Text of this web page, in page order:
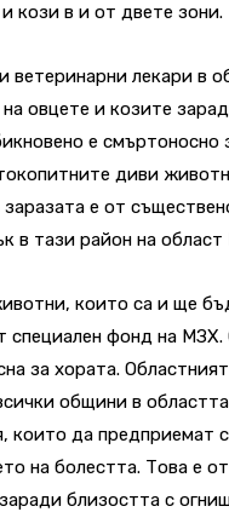
кози в и от двете зони.
лекари в
овцете и козите
е
диви
е от
в тази район на област
които са и ще
специален фонд на МЗХ.
за хората.
общини в
да предприемат
на болестта. Това е
близостта с